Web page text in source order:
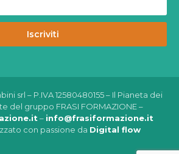
Iscriviti
srl – P.IVA 12580480155 – Il Pianeta dei
del gruppo FRASI FORMAZIONE –
– info@frasiformazione.it
con passione da Digital flow